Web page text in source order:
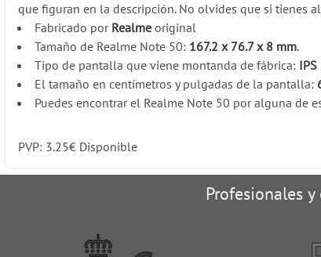
que figuran en la descripción. No olvides que si tienes
Fabricado por Realme original
Tamaño de Realme Note 50: 167.2 x 76.7 x 8 mm.
Tipo de pantalla que viene montanda de fábrica:
El tamaño en centímetros y pulgadas de la pantalla:
Puedes encontrar el Realme Note 50 por alguna de
PVP: 3.25€ Disponible
Profesionales